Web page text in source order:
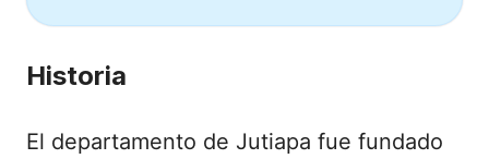
Historia
El departamento de Jutiapa fue fundado